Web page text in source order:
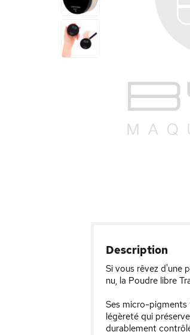
Description
Si vous rêvez d'une
nu, la Poudre libre
Ses micro-pigments
légèreté qui
durablement
Rouge à Lèvres